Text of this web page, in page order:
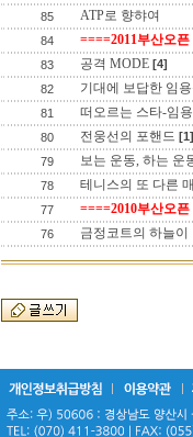
85 ATP로 향햐여
84 ====2011부산오
83 공격 MODE [4]
82
기대에 보답한 임
81
떠오르는 스타-임
80
전웅선의 포핸드 [1]
79
보는 운동, 하는 운
78
테니스의 또 다른
77
====2010부산오
76 금정코트의 하늘이